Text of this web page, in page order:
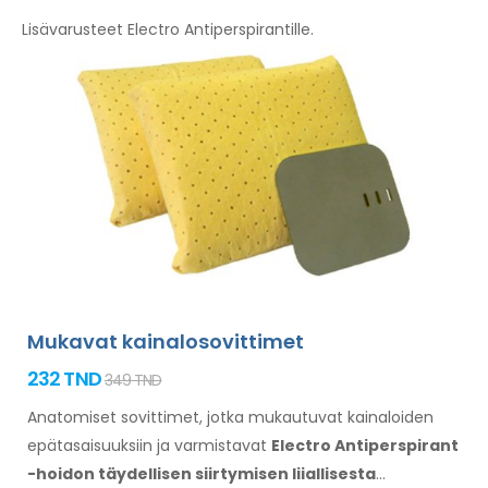
Lisävarusteet Electro Antiperspirantille.
Mukavat kainalosovittimet
232 TND349 TND
Anatomiset sovittimet, jotka mukautuvat kainaloiden
epätasaisuuksiin ja varmistavat Electro Antiperspirant
-hoidon täydellisen siirtymisen liiallisesta